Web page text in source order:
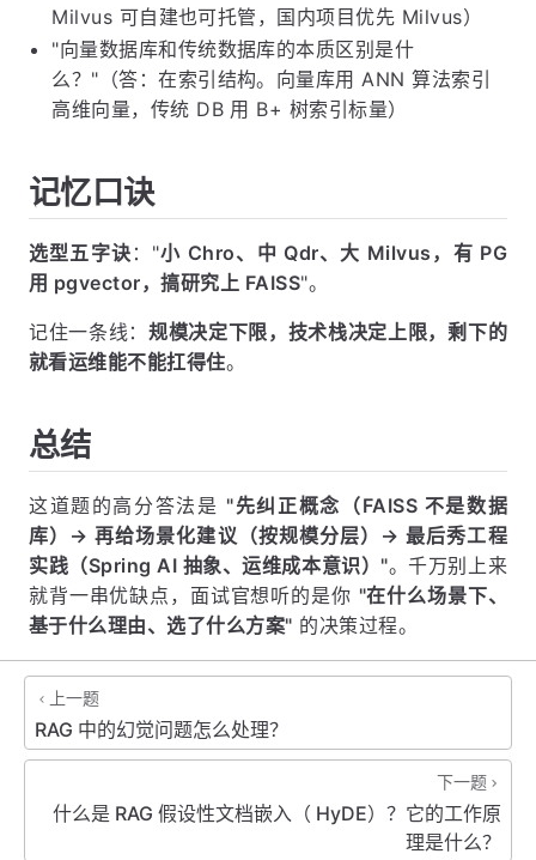
Milvus 可自建也可托管，国内项目优先 Milvus）
"向量数据库和传统数据库的本质区别是什
么？"（答：在索引结构。向量库用 ANN 算法索引
高维向量，传统 DB 用 B+ 树索引标量）
记忆口诀
选型五字诀 ："小 Chro、中 Qdr、大 Milvus，有 PG
用 pgvector，搞研究上 FAISS"。
记住一条线：规模决定下限，技术栈决定上限，剩下的
就看运维能不能扛得住。
总结
这道题的高分答法是 "先纠正概念（FAISS 不是数据
库）→ 再给场景化建议（按规模分层）→ 最后秀工程
实践（Spring AI 抽象、运维成本意识）"。千万别上来
就背一串优缺点，面试官想听的是你 "在什么场景下、
基于什么理由、选了什么方案" 的决策过程。
上一题
RAG 中的幻觉问题怎么处理？
下一题
什么是 RAG 假设性文档嵌入（ HyDE）？它的工作原
理是什么？